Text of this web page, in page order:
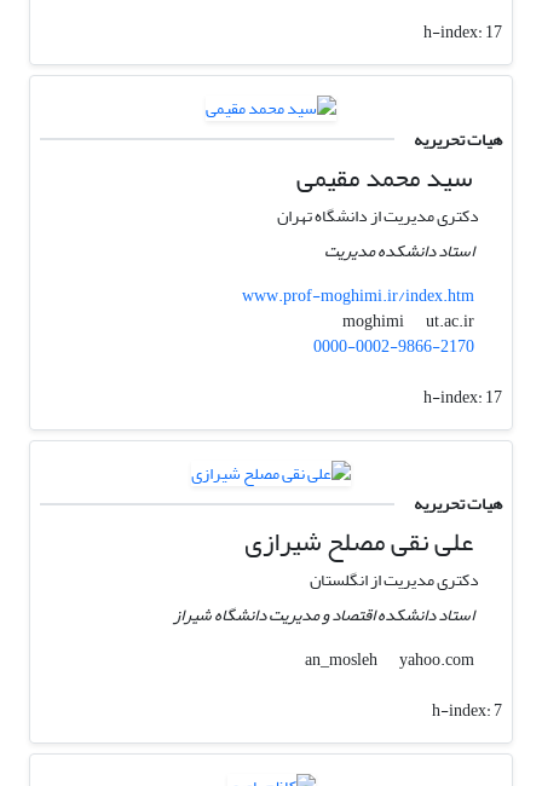
h-index:17
هیات تحریریه
سید محمد مقیمی
دکتری مدیریت از دانشگاه تهران
استاد دانشکده مدیریت
www.prof-moghimi.ir/index.htm
moghimi
ut.ac.ir
0000-0002-9866-2170
h-index:17
هیات تحریریه
علی نقی مصلح شیرازی
دکتری مدیریت از انگلستان
استاد دانشکده اقتصاد و مدیریت دانشگاه شیراز
an_mosleh
yahoo.com
h-index:7